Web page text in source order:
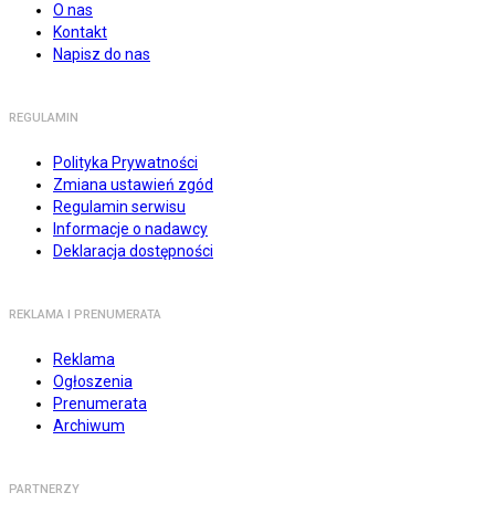
O nas
Kontakt
Napisz do nas
REGULAMIN
Polityka Prywatności
Zmiana ustawień zgód
Regulamin serwisu
Informacje o nadawcy
Deklaracja dostępności
REKLAMA I PRENUMERATA
Reklama
Ogłoszenia
Prenumerata
Archiwum
PARTNERZY